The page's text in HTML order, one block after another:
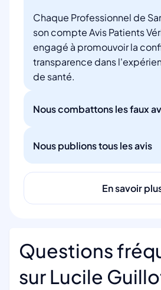
Chaque Professionnel de
son compte Avis Patients
engagé à promouvoir la
transparence dans
de santé.
Nous combattons les faux
Nous publions tous les avis
En savoir
Questions
sur Lucile